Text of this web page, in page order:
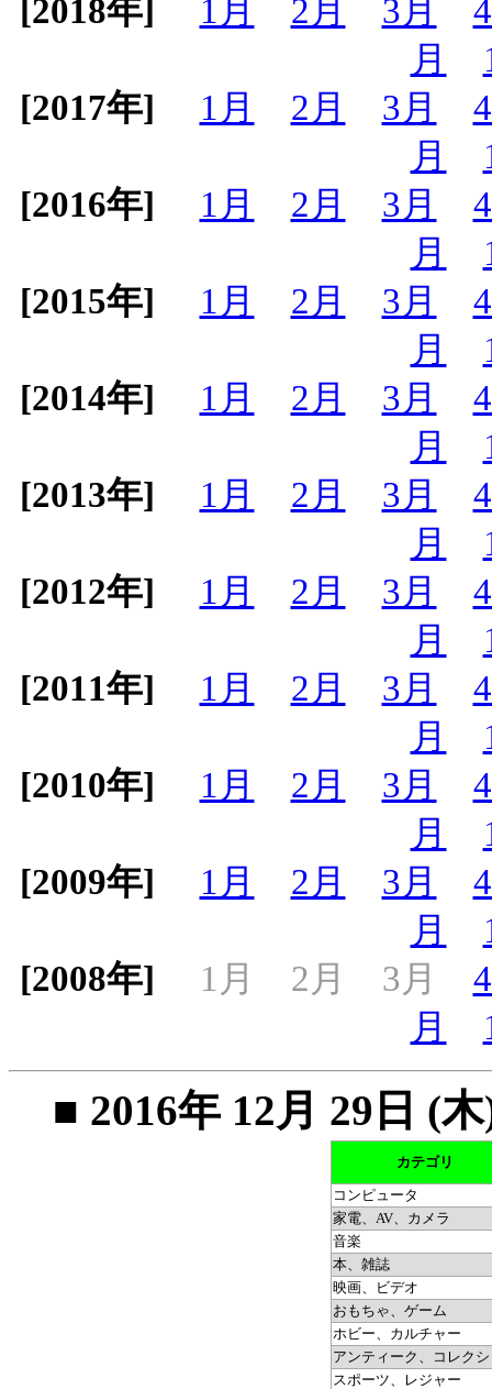
[2018年] 1月 2月 3月
月
[2017年]
1月 2月 3月
月
[2016年]
1月 2月 3月
月
[2015年]
1月 2月 3月
月
[2014年]
1月 2月 3月
月
[2013年]
1月 2月 3月
月
[2012年]
1月 2月 3月
月
[2011年]
1月 2月 3月
月
[2010年]
1月 2月 3月
月
[2009年]
1月 2月 3月
月
[2008年]
1月 2月 3月
月
■ 2016年 12月 29日 (
カテゴリ
コンピュータ
家電、AV、カメラ
音楽
本、雑誌
映画、ビデオ
おもちゃ、ゲーム
ホビー、カルチャー
アンティーク、コレク
スポーツ、レジャー